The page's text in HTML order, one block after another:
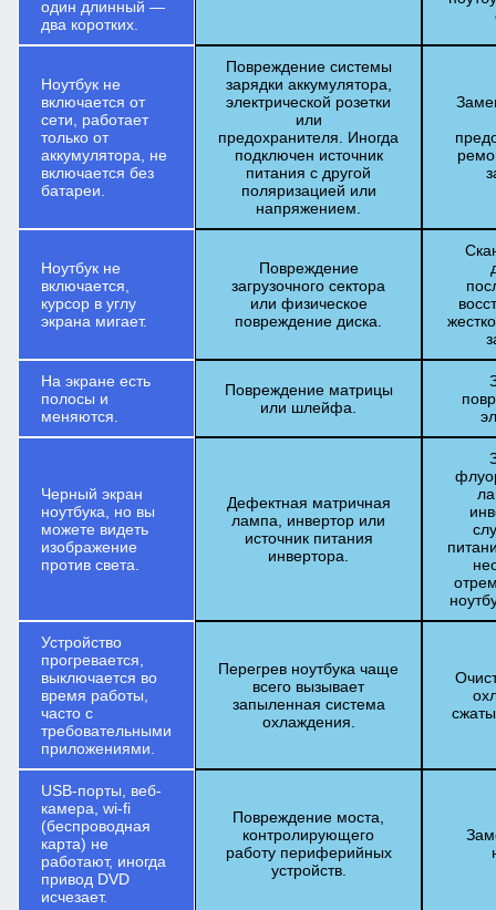
один длинный —
два коротких.
Ноутбук не
включается от
сети, работает
только от
аккумулятора, не
включается без
батареи.
Повреждение системы
зарядки аккумулятора,
электрической розетки
или
предохранителя. Иногда
подключен источник
питания с другой
поляризацией или
напряжением.
Ноутбук не
включается,
курсор в углу
экрана мигает.
Повреждение
загрузочного сектора
или физическое
повреждение диска.
На экране есть
полосы и
меняются.
Повреждение матрицы
или шлейфа.
Черный экран
ноутбука, но вы
можете видеть
изображение
против света.
Дефектная матричная
лампа, инвертор или
источник питания
инвертора.
Устройство
прогревается,
выключается во
время работы,
часто с
требовательными
приложениями.
Перегрев ноутбука чаще
всего вызывает
запыленная система
охлаждения.
USB-порты, веб-
камера, wi-fi
(беспроводная
карта) не
работают, иногда
привод DVD
исчезает.
Повреждение моста,
контролирующего
работу периферийных
устройств.